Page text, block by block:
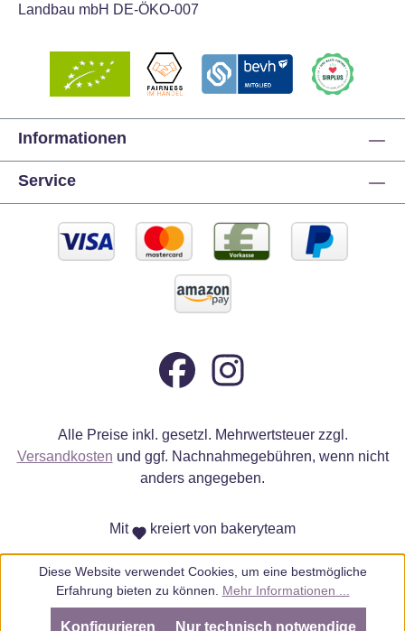
Landbau mbH DE-ÖKO-007
Informationen
Service
Alle Preise inkl. gesetzl. Mehrwertsteuer zzgl.
Versandkosten und ggf. Nachnahmegebühren, wenn nicht
anders angegeben.
Mit kreiert von bakeryteam
Diese Website verwendet Cookies, um eine bestmögliche
Erfahrung bieten zu können. Mehr Informationen ...
Nur technisch notwendige
Konfigurieren